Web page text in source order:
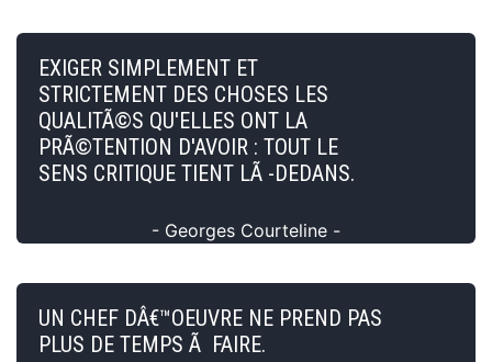
EXIGER SIMPLEMENT ET
STRICTEMENT DES CHOSES LES
QUALITÃ©S QU'ELLES ONT LA
PRÃ©TENTION D'AVOIR : TOUT LE
SENS CRITIQUE TIENT LÃ -DEDANS.
- Georges Courteline -
UN CHEF DÂ€™OEUVRE NE PREND PAS
PLUS DE TEMPS Ã FAIRE.